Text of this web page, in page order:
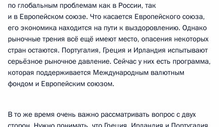
по глобальным проблемам как в России, так
и в Европейском союзе. Что касается Европейского союза,
его экономика находится на пути к выздоровлению. Однако
рыночные трения всё ещё имеют место, опасения некоторых
стран остаются. Португалия, Греция и Ирландия испытывают
серьёзное рыночное давление. Сейчас у них есть программа,
которая поддерживается Международным валютным
фондом и Европейским союзом.
В то же время очень важно рассматривать вопрос с двух